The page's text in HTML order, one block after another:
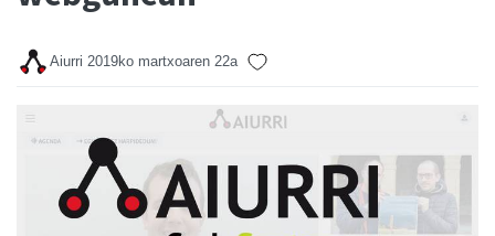
Aiurri 2019ko martxoaren 22a